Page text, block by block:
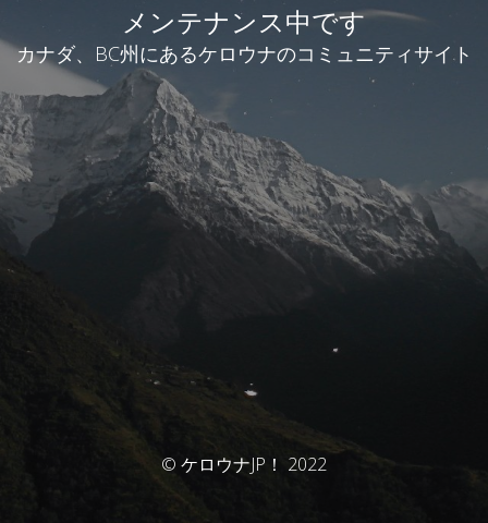
メンテナンス中です
カナダ、BC州にあるケロウナのコミュニティサイト
© ケロウナJP！ 2022